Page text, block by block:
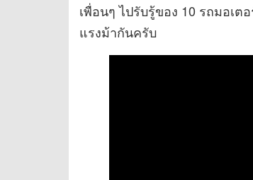
เพื่อนๆ ไปรับรู้ของ 10 รถมอเ
แรงม้ากันครับ